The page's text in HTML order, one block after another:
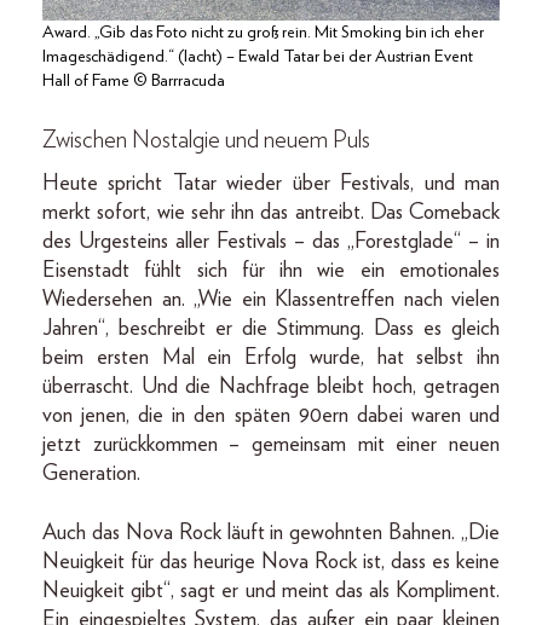
Award. „Gib das Foto nicht zu groß rein. Mit Smoking bin ich eher
Imageschädigend.“ (lacht) – Ewald Tatar bei der Austrian Event
Hall of Fame © Barrracuda
Zwischen Nostalgie und neuem Puls
Heute spricht Tatar wieder über Festivals, und man
merkt sofort, wie sehr ihn das antreibt. Das Comeback
des Urgesteins aller Festivals – das „Forestglade“ – in
Eisenstadt fühlt sich für ihn wie ein emotionales
Wiedersehen an. „Wie ein Klassentreffen nach vielen
Jahren“, beschreibt er die Stimmung. Dass es gleich
beim ersten Mal ein Erfolg wurde, hat selbst ihn
überrascht. Und die Nachfrage bleibt hoch, getragen
von jenen, die in den späten 90ern dabei waren und
jetzt zurückkommen – gemeinsam mit einer neuen
Generation.
Auch das Nova Rock läuft in gewohnten Bahnen. „Die
Neuigkeit für das heurige Nova Rock ist, dass es keine
Neuigkeit gibt“, sagt er und meint das als Kompliment.
Ein eingespieltes System, das außer ein paar kleinen